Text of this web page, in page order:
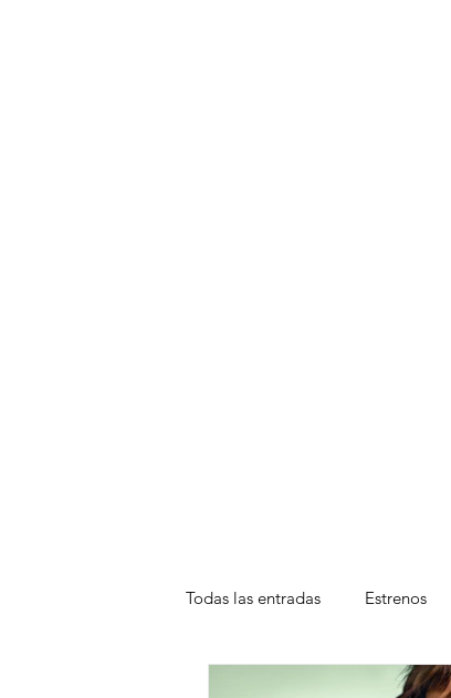
Todas las entradas Estrenos
Plataformas